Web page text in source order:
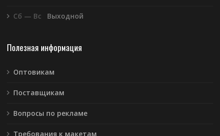
Сб — Вс Выходной
Полезная информация
Оптовикам
Поставщикам
Вопросы по рекламе
Требования к макетам